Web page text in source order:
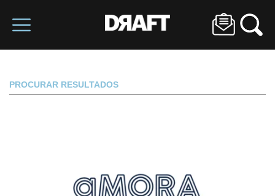
PROCURAR RESULTADOS